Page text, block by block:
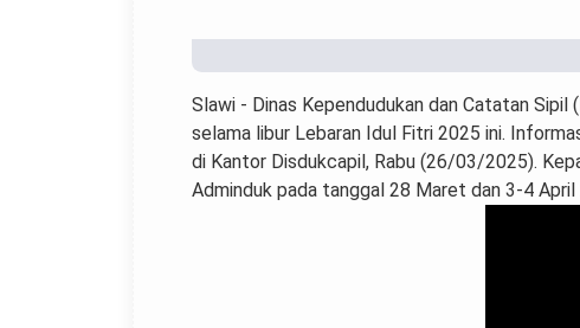
Slawi - Dinas Kependudukan dan Catatan
selama libur Lebaran Idul Fitri 2025 ini.
di Kantor Disdukcapil, Rabu (26/03/2025).
Adminduk pada tanggal 28 Maret dan 3-4 April